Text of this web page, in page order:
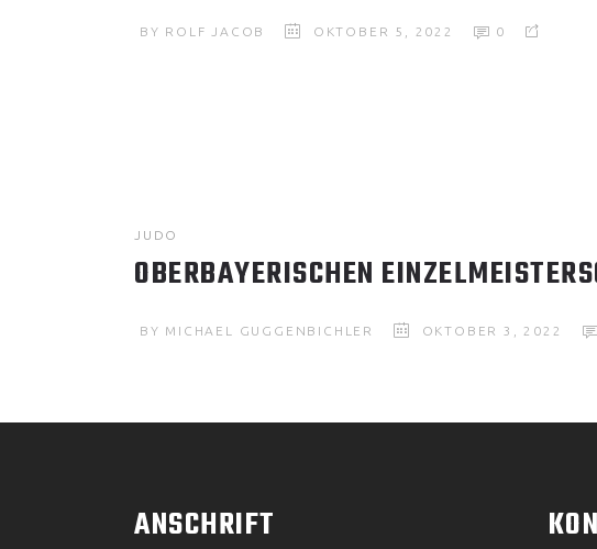
BY ROLF JACOB OKTOBER 5, 2022 0
JUDO
OBERBAYERISCHEN
BY MICHAEL GUGGENBICHLER OKTOBER 3, 2022
ANSCHRIFT